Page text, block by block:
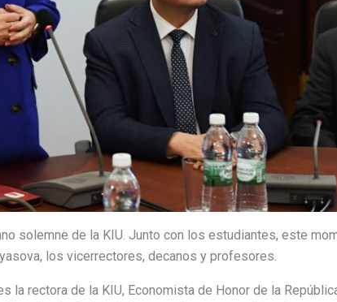
solemne de la KIU. Junto con los estudiantes, este
los vicerrectores, decanos y profesores.
rectora de la KIU, Economista de Honor de la